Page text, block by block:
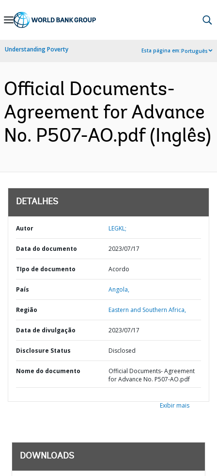
Skip
Navigation
Understanding Poverty Esta página em:Português
Official Documents-
Agreement for Advance
No. P507-AO.pdf (Inglês)
DETALHES
Autor LEGKL;
Data do documento 2023/07/17
TIpo de documento Acordo
País Angola,
Região Eastern and Southern Africa,
Data de divulgação 2023/07/17
Disclosure Status Disclosed
Nome do documento
Official Documents- Agreement
for Advance No. P507-AO.pdf
Exibir mais
DOWNLOADS